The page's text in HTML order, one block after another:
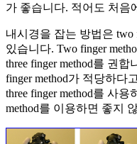
가 좋습니다. 적어도 처음
내시경을 잡는 방법은 two
있습니다. Two finger
three finger method를 권
finger method가 적당하다
three finger method를 사
method를 이용하면 좋지